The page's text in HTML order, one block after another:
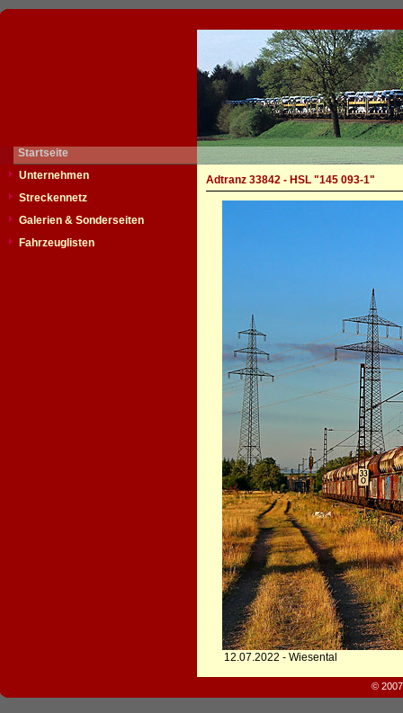
Startseite
Unternehmen
Streckennetz
Galerien & Sonderseiten
Fahrzeuglisten
Adtranz 33842 - HSL "145 093-1"
12.07.2022 - Wiesental
©